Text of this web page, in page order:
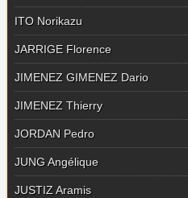
ITO Norikazu
JARRIGE Florence
JIMENEZ GIMENEZ Dario
JIMENEZ Thierry
JORDAN Pedro
JUNG Angélique
JUSTIZ Aramis